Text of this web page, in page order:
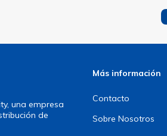
una empresa
de
Más información
Contacto
Sobre Nosotros